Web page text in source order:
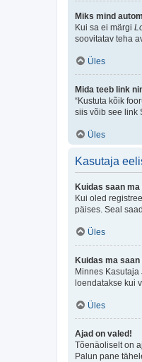
Miks mind
Kui sa ei märgi
soovitatav teha
Üles
Mida teeb link
“Kustuta kõik
siis võib see link
Üles
Kasutaja
Kuidas saan
Kui oled
päises. Seal
Üles
Kuidas ma
Minnes Kasutaja
loendatakse kui
Üles
Ajad on valed!
Tõenäoliselt on
Palun pane